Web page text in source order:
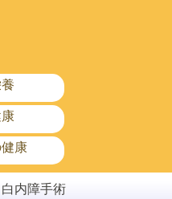
康
白内障手術